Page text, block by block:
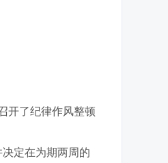
开了纪律作风整顿
定在为期两周的